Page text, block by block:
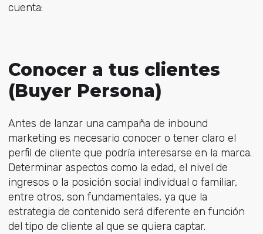
cuenta:
Conocer a tus clientes
(Buyer Persona)
Antes de lanzar una campaña de inbound
marketing es necesario conocer o tener claro el
perfil de cliente que podría interesarse en la marca.
Determinar aspectos como la edad, el nivel de
ingresos o la posición social individual o familiar,
entre otros, son fundamentales, ya que la
estrategia de contenido será diferente en función
del tipo de cliente al que se quiera captar.